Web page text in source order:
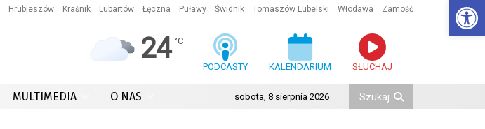
Hrubieszów Kraśnik Lubartów Łęczna Puławy Świdnik Tomaszów Lubelski Włodawa Zamość
24 °C
PODCASTY KALENDARIUM SŁUCHAJ
MULTIMEDIA O NAS sobota, 8 sierpnia 2026